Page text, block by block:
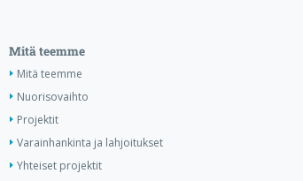
Mitä teemme
Mitä teemme
Nuorisovaihto
Projektit
Varainhankinta ja lahjoitukset
Yhteiset projektit